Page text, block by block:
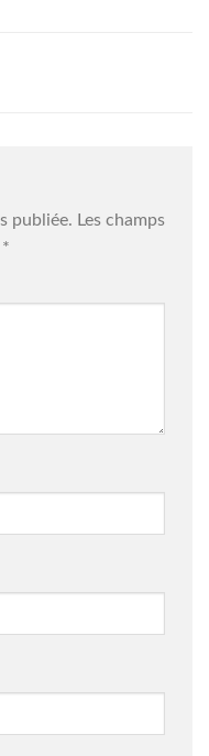
publiée. Les champs
*